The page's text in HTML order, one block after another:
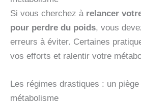
Si vous cherchez à relancer
pour perdre du poids, vous
erreurs à éviter. Certaines
vos efforts et ralentir votre
Les régimes drastiques : un
métabolisme